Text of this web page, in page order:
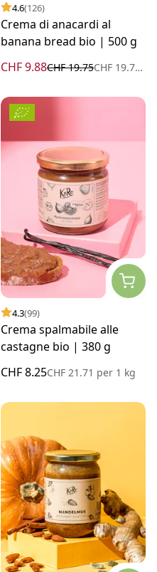
4.6(126)
Crema di anacardi al
banana bread bio | 500 g
CHF 9.88CHF 19.75 CHF 19.76
4.3(99)
Crema spalmabile alle
castagne bio | 380 g
CHF 8.25CHF 21.71 per 1 kg